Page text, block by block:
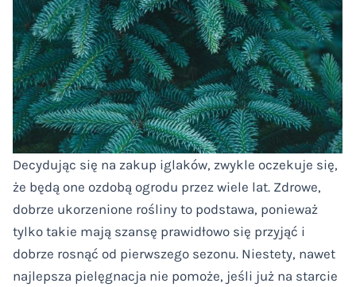
Decydując się na zakup iglaków, zwykle oczekuje się,
że będą one ozdobą ogrodu przez wiele lat. Zdrowe,
dobrze ukorzenione rośliny to podstawa, ponieważ
tylko takie mają szansę prawidłowo się przyjąć i
dobrze rosnąć od pierwszego sezonu. Niestety, nawet
najlepsza pielęgnacja nie pomoże, jeśli już na starcie